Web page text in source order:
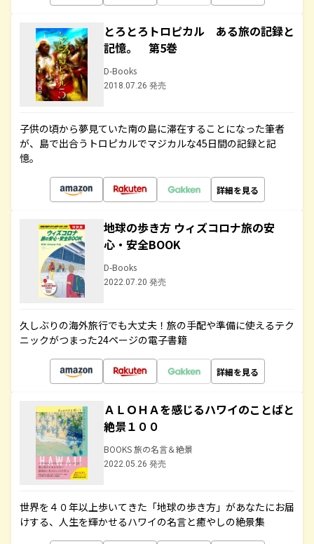
とろとろトロピカル ある旅の記録と
記憶。 第5巻
D-Books
2018.07.26 発売
子供の頃から夢見ていた南の島に滞在することになった筆者
が、島で出合うトロピカルでマジカルな45日間の記録と記
憶。
詳細を見る
地球の歩き方 ウィズコロナ旅の安
心・安全BOOK
D-Books
2022.07.20 発売
久しぶりの海外旅行でも大丈夫！旅の手配や準備に使えるテク
ニックがつまった24ページの電子書籍
詳細を見る
ＡＬＯＨＡを感じるハワイのことばと
絶景１００
BOOKS 旅の名言＆絶景
2022.05.26 発売
世界を４０年以上歩いてきた「地球の歩き方」があなたにお届
けする、人生を輝かせるハワイの名言と癒やしの絶景集